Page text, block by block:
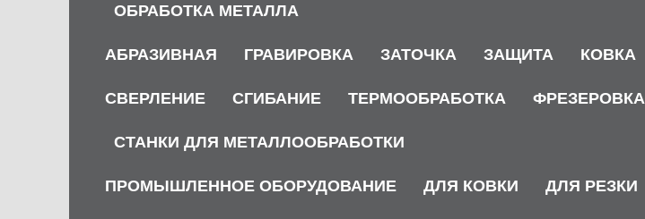
ОБРАБОТКА МЕТАЛЛА
АБРАЗИВНАЯ ГРАВИРОВКА ЗАТОЧКА ЗАЩИТА КОВКА
СВЕРЛЕНИЕ СГИБАНИЕ ТЕРМООБРАБОТКА ФРЕЗЕРОВКА
СТАНКИ ДЛЯ МЕТАЛЛООБРАБОТКИ
ПРОМЫШЛЕННОЕ ОБОРУДОВАНИЕ ДЛЯ КОВКИ ДЛЯ РЕЗКИ